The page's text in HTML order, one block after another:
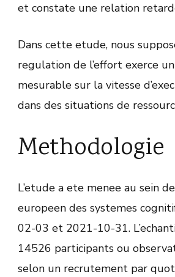
et constate une relation
Dans cette etude, nous
regulation de l’effort exerce
mesurable sur la vitesse
dans des situations de
Methodologie
L’etude a ete menee au sein
europeen des systemes
02-03 et 2021-10-31.
14526 participants ou
selon un recrutement par